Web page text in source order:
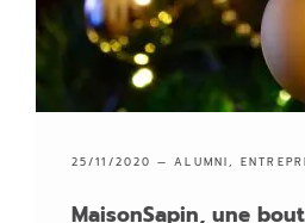
25/11/2020 —ALUMNI,
MaisonSapin, une